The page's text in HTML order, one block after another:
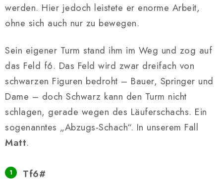
werden. Hier jedoch leistete er enorme Arbeit,
ohne sich auch nur zu bewegen.
Sein eigener Turm stand ihm im Weg und zog auf
das Feld f6. Das Feld wird zwar dreifach von
schwarzen Figuren bedroht – Bauer, Springer und
Dame – doch Schwarz kann den Turm nicht
schlagen, gerade wegen des Läuferschachs. Ein
sogenanntes „Abzugs-Schach“. In unserem Fall
Matt.
Tf6#